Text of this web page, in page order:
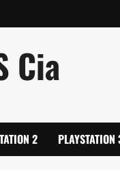
Cia
2 PLAYSTATION